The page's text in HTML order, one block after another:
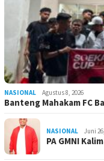
NASIONAL Agustus 8, 2026
Banteng Mahakam FC
NASIONAL Juni
PA GMNI